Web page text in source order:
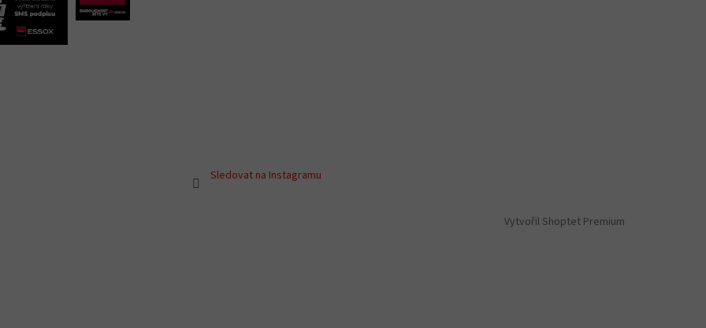
Sledovat na Instagramu
Vytvořil Shoptet Premium